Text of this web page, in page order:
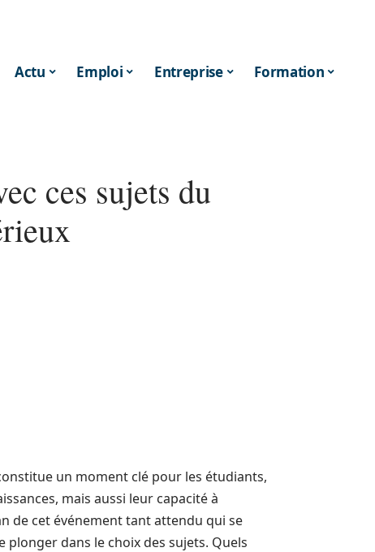
Actu Emploi Entreprise Formation
ces sujets du
un moment clé pour les étudiants,
mais aussi leur capacité à
de cet événement tant attendu qui se
dans le choix des sujets. Quels